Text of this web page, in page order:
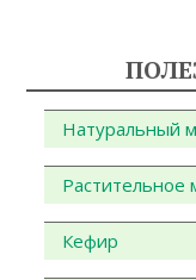
Натуральный
Растительное
Кефир